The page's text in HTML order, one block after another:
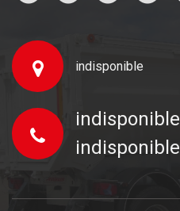
indisponible
indisponible
indisponible